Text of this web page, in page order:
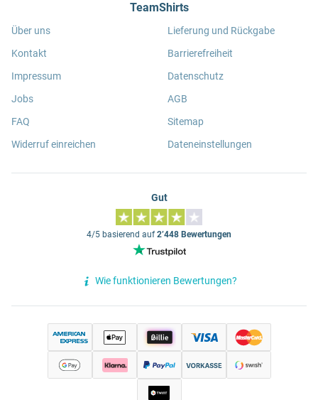
TeamShirts
Über uns
Kontakt
Impressum
Jobs
FAQ
Widerruf einreichen
Lieferung und Rückgabe
Barrierefreiheit
Datenschutz
AGB
Sitemap
Dateneinstellungen
Gut
4/5 basierend auf2’448 Bewertungen
Wie funktionieren Bewertungen?